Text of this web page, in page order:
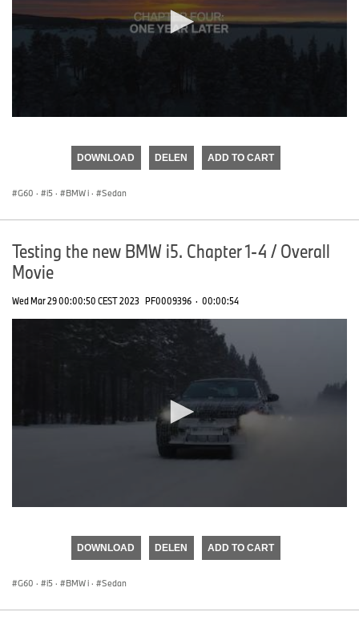
DOWNLOAD DELEN ADD TO CART
G60 · i5 · BMW i · Sedan
Testing the new BMW i5. Chapter 1-4 / Overall
Movie
Wed Mar 29 00:00:50 CEST 2023 PF0009396 · 00:00:54
DOWNLOAD DELEN ADD TO CART
G60 · i5 · BMW i · Sedan